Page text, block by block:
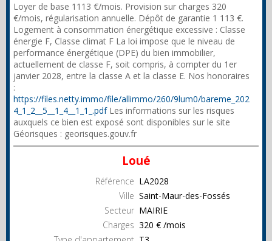
Loyer de base 1113 €/mois. Provision sur charges 320
€/mois, régularisation annuelle. Dépôt de garantie 1 113 €.
Logement à consommation énergétique excessive : Classe
énergie F, Classe climat F La loi impose que le niveau de
performance énergétique (DPE) du bien immobilier,
actuellement de classe F, soit compris, à compter du 1er
janvier 2028, entre la classe A et la classe E. Nos honoraires
:
https://files.netty.immo/file/allimmo/260/9lum0/bareme_202
4_1_2__5__1_4__1_1_.pdfLes informations sur les risques
auxquels ce bien est exposé sont disponibles sur le site
Géorisques : georisques.gouv.fr
Loué
Référence LA2028
Ville Saint-Maur-des-Fossés
Secteur MAIRIE
Charges 320 € /mois